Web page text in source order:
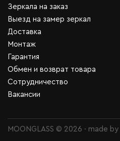
Зеркала на заказ
Выезд на замер зеркал
Доставка
Монтаж
Гарантия
Обмен и возврат товара
Сотрудничество
Вакансии
MOONGLASS © 2026 · made by